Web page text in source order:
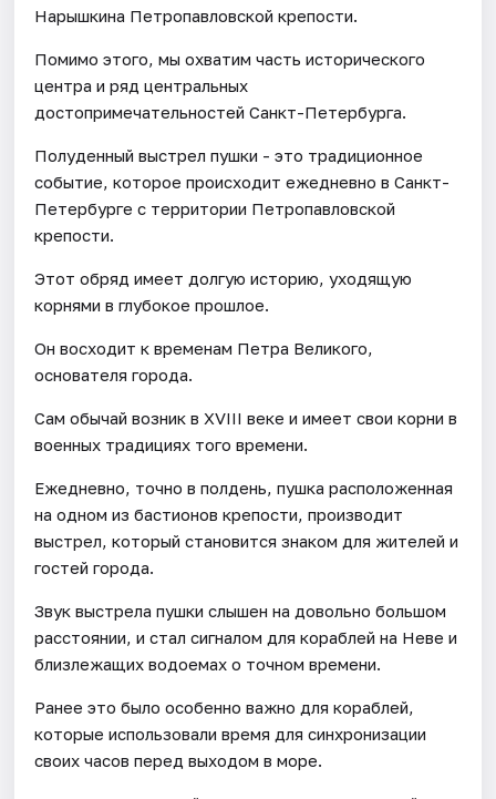
Нарышкина Петропавловской крепости.
Помимо этого, мы охватим часть исторического
центра и ряд центральных
достопримечательностей Санкт-Петербурга.
Полуденный выстрел пушки - это традиционное
событие, которое происходит ежедневно в Санкт-
Петербурге c территории Петропавловской
крепости.
Этот обряд имеет долгую историю, уходящую
корнями в глубокое прошлое.
Он восходит к временам Петра Великого,
основателя города.
Сам обычай возник в XVIII веке и имеет свои корни в
военных традициях того времени.
Ежедневно, точно в полдень, пушка расположенная
на одном из бастионов крепости, производит
выстрел, который становится знаком для жителей и
гостей города.
Звук выстрела пушки слышен на довольно большом
расстоянии, и стал сигналом для кораблей на Неве и
близлежащих водоемах о точном времени.
Ранее это было особенно важно для кораблей,
которые использовали время для синхронизации
своих часов перед выходом в море.